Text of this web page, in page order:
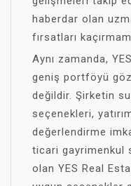
haberdar olan
fırsatları
Aynı zamanda,
geniş portföyü
değildir. Şirketin
seçenekleri,
değerlendirme
ticari gayrimenkul
olan YES Real